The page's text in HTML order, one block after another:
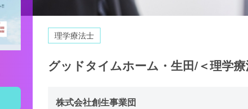
理学療法士
グッドタイムホーム・生田/＜理学
株式会社創生事業団